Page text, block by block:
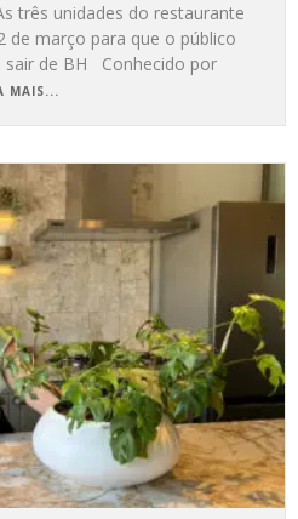
três unidades do restaurante
de março para que o público
sair de BH Conhecido por
MAIS...